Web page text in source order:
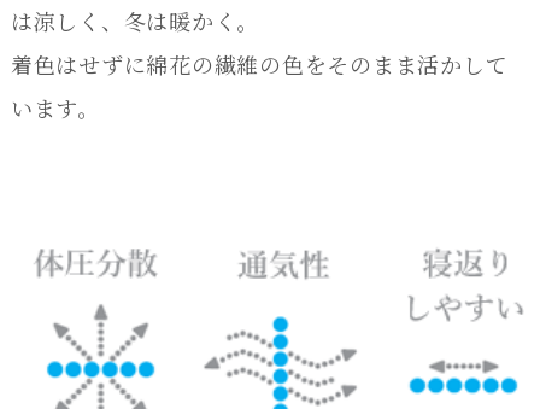
は涼しく、冬は暖かく。
着色はせずに綿花の繊維の色をそのまま活かして
います。